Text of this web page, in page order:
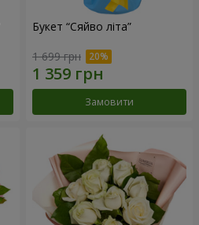
Букет “Сяйво літа”
1 699 грн
Замовити